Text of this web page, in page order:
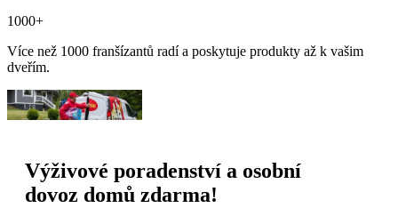
1000+
Více než 1000 franšízantů radí a poskytuje produkty až k vašim
dveřím.
Výživové poradenství a osobní
dovoz domů zdarma!